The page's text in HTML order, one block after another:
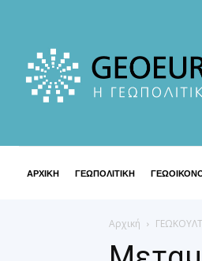
ΑΡΧΙΚΗ ΓΕΩΠΟΛΙΤΙΚΗ
Αρχική